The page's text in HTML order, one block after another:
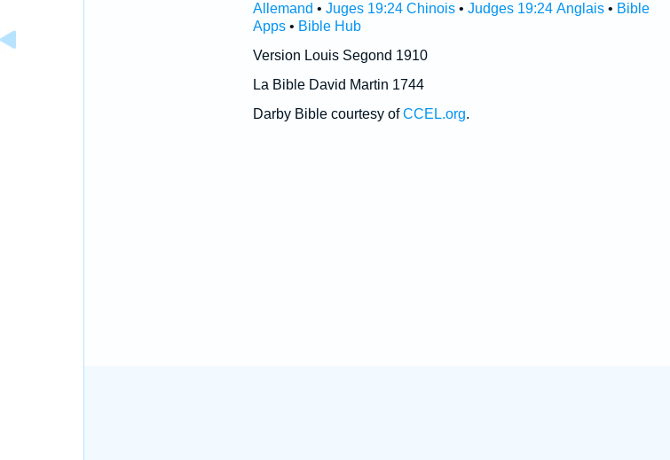
Allemand • Juges 19:24 Chinois •Judges 19:24 Anglais• Bible
Apps• Bible Hub
Version Louis Segond 1910
La Bible David Martin 1744
Darby Bible courtesy ofCCEL.org.